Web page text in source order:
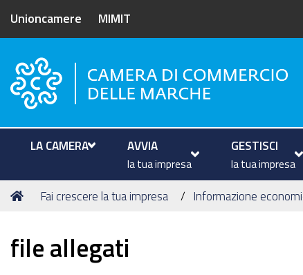
Unioncamere MIMIT
Camera di Commercio delle
LA CAMERA AVVIA
la tua impresa
GESTISCI
la tua impresa
Tu
Home
Fai crescere la tua impresa Informazione
file allegati